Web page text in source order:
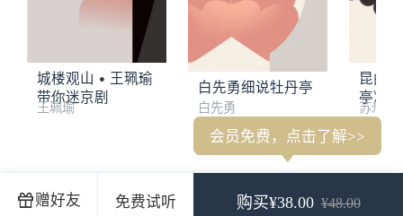
赠好友 免费试听 购买¥38.00 ¥48.00
会员免费，点击了解>>
城楼观山 • 王珮瑜
带你迷京剧
王珮瑜
白先勇细说牡丹亭
白先勇
昆曲
亭》
苏州昆
02. 桑园寄子 | 叹兄弟遭不幸